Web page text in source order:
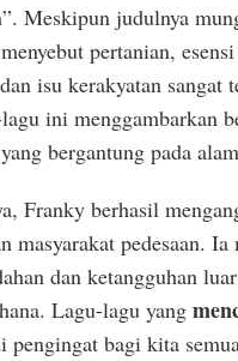
Meskipun judulnya
pertanian,
isu kerakyatan sangat
ini menggambarkan
bergantung pada
Franky berhasil
masyarakat pedesaan.
dan ketangguhan
Lagu-lagu yang
pengingat bagi kita